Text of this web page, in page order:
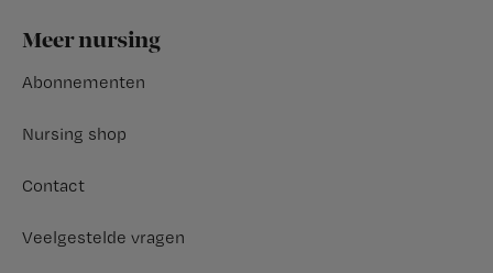
Footer
Meer nursing
Abonnementen
Nursing shop
Contact
Veelgestelde vragen